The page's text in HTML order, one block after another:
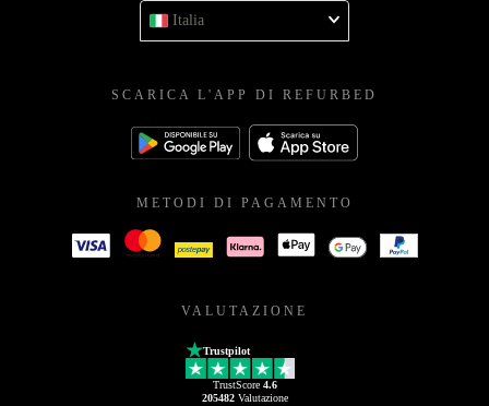
Italia
SCARICA L'APP DI REFURBED
METODI DI PAGAMENTO
VALUTAZIONE
Trustpilot
TrustScore 4.6
205482Valutazione